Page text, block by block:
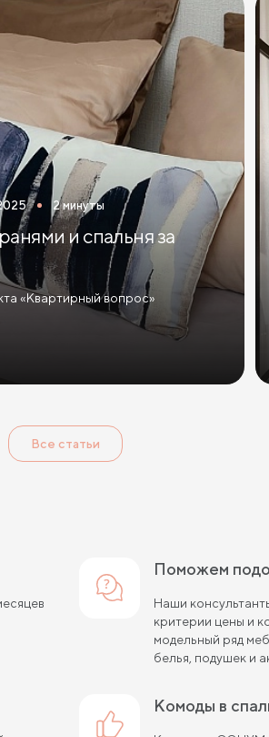
2 минуты
спальня за
«Квартирный вопрос»
Все статьи
Поможем
Наши
критерии цены и
модельный ряд
белья, подушек и
комоды в